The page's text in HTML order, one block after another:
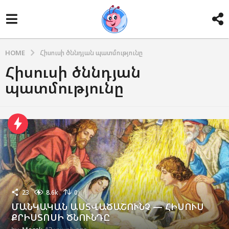
HOME Հիսուսի ծննդյան պատմությունը
Հիսուսի ծննդյան
պատմությունը
23 8.6k 0
ՄԱՆԿԱԿԱՆ ԱՍՏՎԱԾԱՇՈՒՆՉ — ՀԻՍՈՒՍ
ՔՐԻՍՏՈՍԻ ԾՆՈՒՆԴԸ